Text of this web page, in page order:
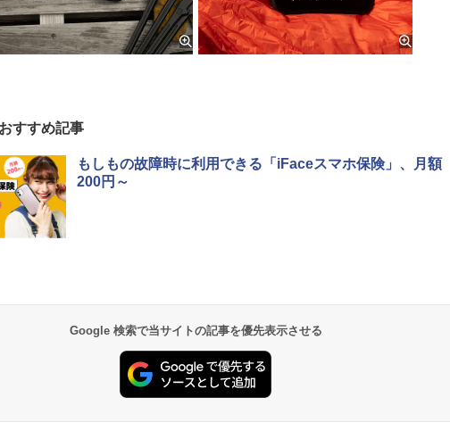
すすめ記事
もしもの故障時に利用できる「iFaceスマホ保険」、月額
200円～
Google 検索で当サイトの記事を優先表示させる